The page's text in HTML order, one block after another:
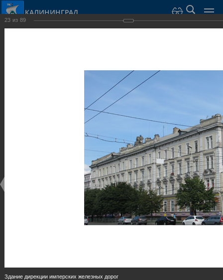
КАЛИНИНГРАД
Достопримечательности
Общественные здания и сооружения
23 из 89
Здание дирекции имперских железных дорог